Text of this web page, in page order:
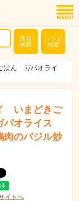
商品
検索
レシピ
検索
はん ガパオライ
いまどきご
オライス
肉のバジル炒
イトへ